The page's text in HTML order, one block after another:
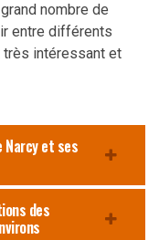
nombre de
entre différents
intéressant et
Narcy et ses
des